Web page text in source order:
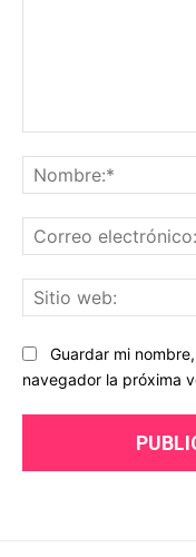
Guardar mi
navegador la próxima